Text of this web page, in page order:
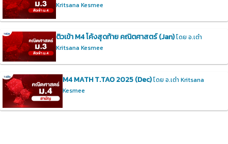
Kritsana Kesmee
ติวเข้า M4 โค้งสุดท้าย คณิตศาสตร์ (Jan)โดย อ.เต๋า
Kritsana Kesmee
M4 MATH T.TAO 2025 (Dec)โดย อ.เต๋า Kritsana
Kesmee